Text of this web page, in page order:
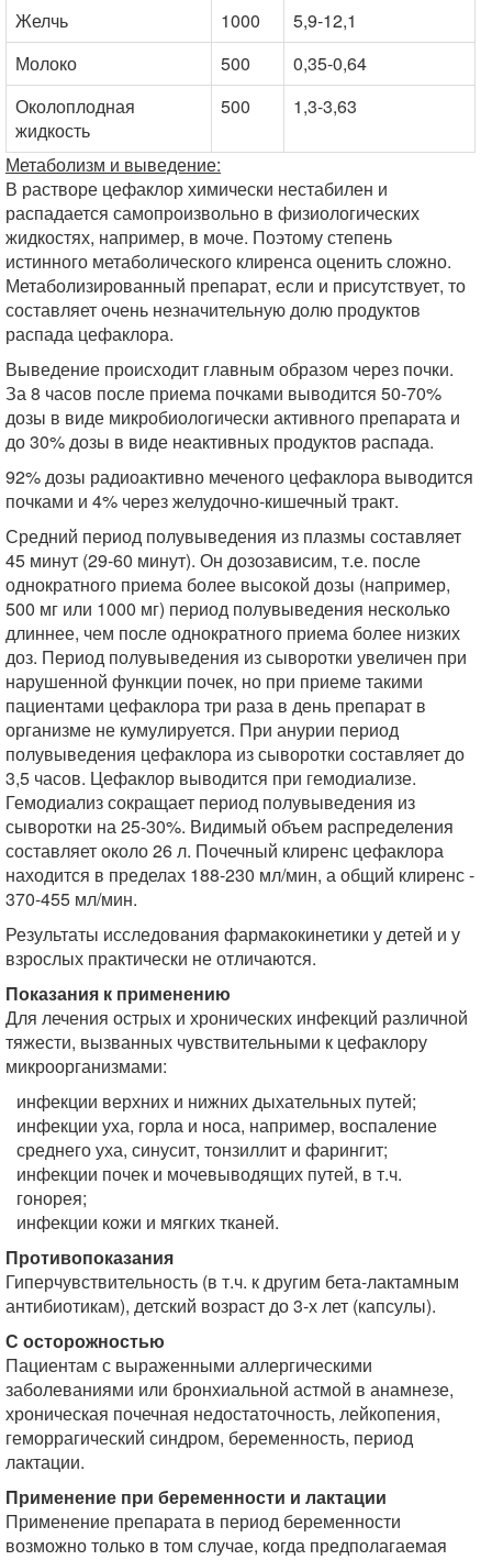
Желчь 1000
5,9-12,1
Молоко
500
0,35-0,64
Околоплодная
жидкость
500 1,3-3,63
Метаболизм и выведение:
В растворе цефаклор химически нестабилен и
распадается самопроизвольно в физиологических
жидкостях, например, в моче. Поэтому степень
истинного метаболического клиренса оценить сложно.
Метаболизированный препарат, если и присутствует, то
составляет очень незначительную долю продуктов
распада цефаклора.
Выведение происходит главным образом через почки.
За 8 часов после приема почками выводится 50-70%
дозы в виде микробиологически активного препарата и
до 30% дозы в виде неактивных продуктов распада.
92% дозы радиоактивно меченого цефаклора выводится
почками и 4% через желудочно-кишечный тракт.
Средний период полувыведения из плазмы составляет
45 минут (29-60 минут). Он дозозависим, т.е. после
однократного приема более высокой дозы (например,
500 мг или 1000 мг) период полувыведения несколько
длиннее, чем после однократного приема более низких
доз. Период полувыведения из сыворотки увеличен при
нарушенной функции почек, но при приеме такими
пациентами цефаклора три раза в день препарат в
организме не кумулируется. При анурии период
полувыведения цефаклора из сыворотки составляет до
3,5 часов. Цефаклор выводится при гемодиализе.
Гемодиализ сокращает период полувыведения из
сыворотки на 25-30%. Видимый объем распределения
составляет около 26 л. Почечный клиренс цефаклора
находится в пределах 188-230 мл/мин, а общий клиренс -
370-455 мл/мин.
Результаты исследования фармакокинетики у детей и у
взрослых практически не отличаются.
Показания к применению
Для лечения острых и хронических инфекций различной
тяжести, вызванных чувствительными к цефаклору
микроорганизмами:
инфекции верхних и нижних дыхательных путей;
инфекции уха, горла и носа, например, воспаление
среднего уха, синусит, тонзиллит и фарингит;
инфекции почек и мочевыводящих путей, в т.ч.
гонорея;
инфекции кожи и мягких тканей.
Противопоказания
Гиперчувствительность (в т.ч. к другим бета-лактамным
антибиотикам), детский возраст до 3-х лет (капсулы).
С осторожностью
Пациентам с выраженными аллергическими
заболеваниями или бронхиальной астмой в анамнезе,
хроническая почечная недостаточность, лейкопения,
геморрагический синдром, беременность, период
лактации.
Применение при беременности и лактации
Применение препарата в период беременности
возможно только в том случае, когда предполагаемая